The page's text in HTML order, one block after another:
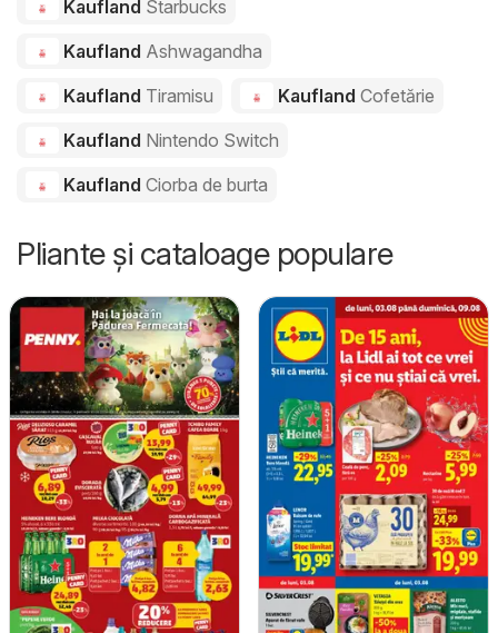
Kaufland Starbucks
Kaufland Ashwagandha
Kaufland Tiramisu Kaufland Cofetărie
Kaufland Nintendo Switch
Kaufland Ciorba de burta
Pliante și cataloage populare